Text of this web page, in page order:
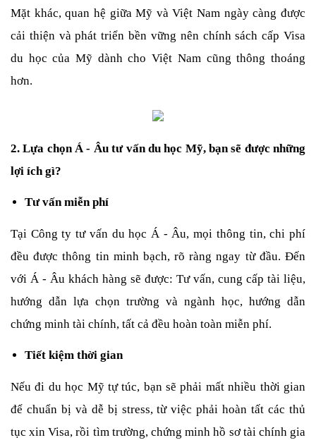
Mặt khác, quan hệ giữa Mỹ và Việt Nam ngày càng được
cải thiện và phát triển bền vững nên chính sách cấp Visa
du học của Mỹ dành cho Việt Nam cũng thông thoáng
hơn.
2. Lựa chọn Á - Âu tư vấn du học Mỹ, bạn sẽ được những
lợi ích gì?
Tư vấn miễn phí
Tại Công ty tư vấn du học Á - Âu, mọi thông tin, chi phí
đều được thông tin minh bạch, rõ ràng ngay từ đầu. Đến
với Á - Âu khách hàng sẽ được: Tư vấn, cung cấp tài liệu,
hướng dẫn lựa chọn trường và ngành học, hướng dẫn
chứng minh tài chính, tất cả đều hoàn toàn miễn phí.
Tiết kiệm thời gian
Nếu đi du học Mỹ tự túc, bạn sẽ phải mất nhiều thời gian
để chuẩn bị và dễ bị stress, từ việc phải hoàn tất các thủ
tục xin Visa, rồi tìm trường, chứng minh hồ sơ tài chính gia